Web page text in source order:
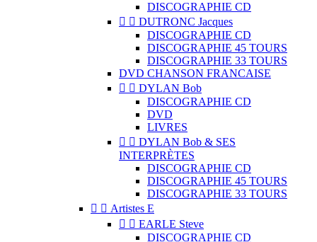
DISCOGRAPHIE CD
  DUTRONC Jacques
DISCOGRAPHIE CD
DISCOGRAPHIE 45 TOURS
DISCOGRAPHIE 33 TOURS
DVD CHANSON FRANCAISE
  DYLAN Bob
DISCOGRAPHIE CD
DVD
LIVRES
  DYLAN Bob & SES
INTERPRÈTES
DISCOGRAPHIE CD
DISCOGRAPHIE 45 TOURS
DISCOGRAPHIE 33 TOURS
  Artistes E
  EARLE Steve
DISCOGRAPHIE CD